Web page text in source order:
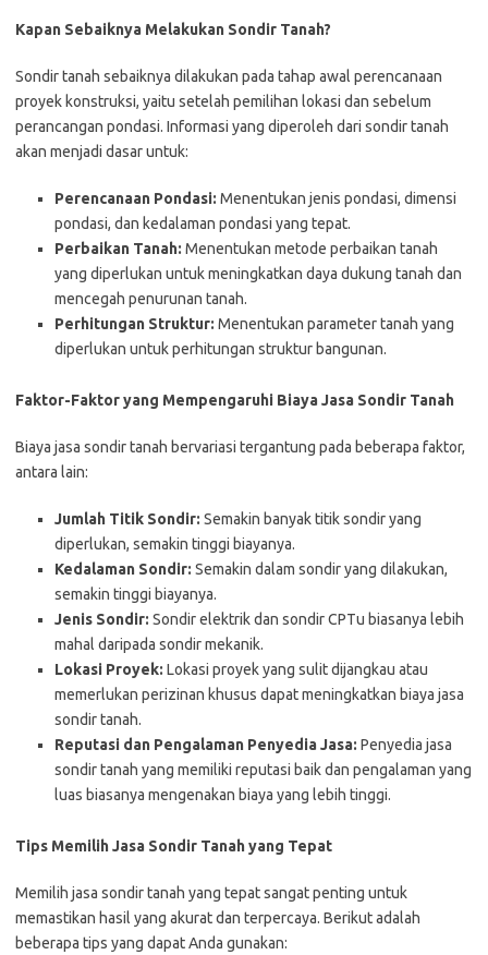
Kapan Sebaiknya Melakukan Sondir Tanah?
Sondir tanah sebaiknya dilakukan pada tahap awal perencanaan
proyek konstruksi, yaitu setelah pemilihan lokasi dan sebelum
perancangan pondasi. Informasi yang diperoleh dari sondir tanah
akan menjadi dasar untuk:
Perencanaan Pondasi: Menentukan jenis pondasi, dimensi
pondasi, dan kedalaman pondasi yang tepat.
Perbaikan Tanah: Menentukan metode perbaikan tanah
yang diperlukan untuk meningkatkan daya dukung tanah dan
mencegah penurunan tanah.
Perhitungan Struktur: Menentukan parameter tanah yang
diperlukan untuk perhitungan struktur bangunan.
Faktor-Faktor yang Mempengaruhi Biaya Jasa Sondir Tanah
Biaya jasa sondir tanah bervariasi tergantung pada beberapa faktor,
antara lain:
Jumlah Titik Sondir: Semakin banyak titik sondir yang
diperlukan, semakin tinggi biayanya.
Kedalaman Sondir: Semakin dalam sondir yang dilakukan,
semakin tinggi biayanya.
Jenis Sondir: Sondir elektrik dan sondir CPTu biasanya lebih
mahal daripada sondir mekanik.
Lokasi Proyek: Lokasi proyek yang sulit dijangkau atau
memerlukan perizinan khusus dapat meningkatkan biaya jasa
sondir tanah.
Reputasi dan Pengalaman Penyedia Jasa: Penyedia jasa
sondir tanah yang memiliki reputasi baik dan pengalaman yang
luas biasanya mengenakan biaya yang lebih tinggi.
Tips Memilih Jasa Sondir Tanah yang Tepat
Memilih jasa sondir tanah yang tepat sangat penting untuk
memastikan hasil yang akurat dan terpercaya. Berikut adalah
beberapa tips yang dapat Anda gunakan: